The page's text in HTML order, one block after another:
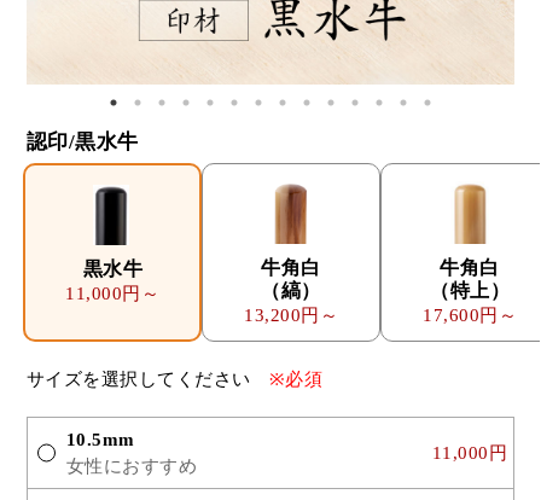
認印/黒水牛
黒水牛
11,000円～
牛角白
（縞）
13,200円～
牛角白
（特上）
17,600円～
サイズを選択してください ※必須
10.5mm
女性におすすめ
11,000円